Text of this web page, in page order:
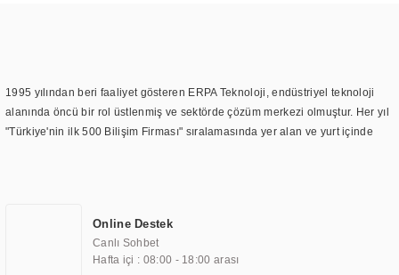
1995 yılından beri faaliyet gösteren ERPA Teknoloji, endüstriyel teknoloji
alanında öncü bir rol üstlenmiş ve sektörde çözüm merkezi olmuştur. Her yıl
"Türkiye'nin ilk 500 Bilişim Firması" sıralamasında yer alan ve yurt içinde
TOCHI markası altında kendi ürettiği ürünlerde kullanmıştır. Günümüzde
TOCHI; videowall, digital signage, kiosk, totem, akıllı durak ekranı, araç içi
ekran, asansör ekranı, digital menüboard, marin ekran, medikal ekran,
Online Destek
Canlı Sohbet
Hafta içi : 08:00 - 18:00 arası